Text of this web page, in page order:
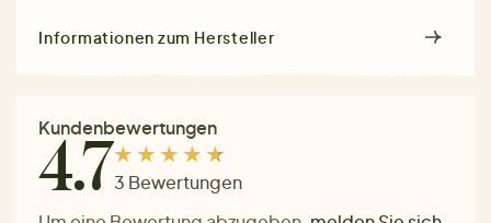
Informationen zum Hersteller
Kundenbewertungen
4.73 Bewertungen